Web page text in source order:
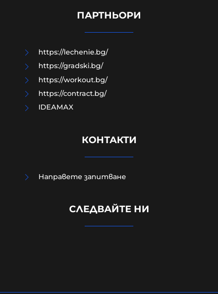
показа кой изпревари Зеленски по
ПАРТНЬОРИ
https://lechenie.bg/
https://gradski.bg/
https://workout.bg/
https://contract.bg/
IDEAMAX
КОНТАКТИ
Направете запитване
СЛЕДВАЙТЕ НИ